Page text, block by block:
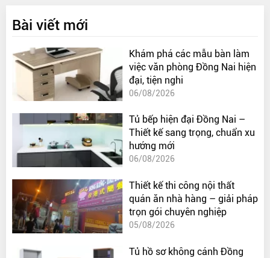
Bài viết mới
Khám phá các mẫu bàn làm
việc văn phòng Đồng Nai hiện
đại, tiện nghi
06/08/2026
Tủ bếp hiện đại Đồng Nai –
Thiết kế sang trọng, chuẩn xu
hướng mới
06/08/2026
Thiết kế thi công nội thất
quán ăn nhà hàng – giải pháp
trọn gói chuyên nghiệp
05/08/2026
Tủ hồ sơ không cánh Đồng